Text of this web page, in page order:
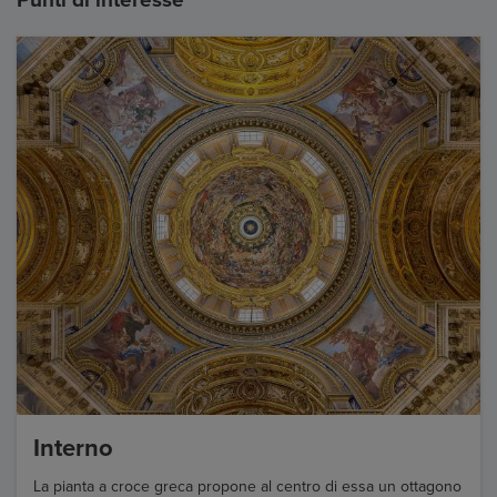
Interno
La pianta a croce greca propone al centro di essa un ottagono